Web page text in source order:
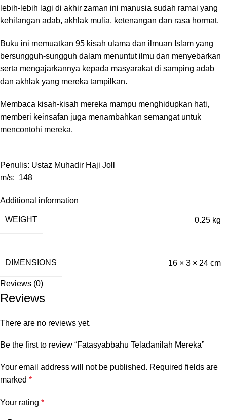
lebih-lebih lagi di akhir zaman ini manusia sudah ramai yang
kehilangan adab, akhlak mulia, ketenangan dan rasa hormat.
Buku ini memuatkan 95 kisah ulama dan ilmuan Islam yang
bersungguh-sungguh dalam menuntut ilmu dan menyebarkan
serta mengajarkannya kepada masyarakat di samping adab
dan akhlak yang mereka tampilkan.
Membaca kisah-kisah mereka mampu menghidupkan hati,
memberi keinsafan juga menambahkan semangat untuk
mencontohi mereka.
Penulis: Ustaz Muhadir Haji Joll
m/s: 148
Additional information
WEIGHT 0.25 kg
DIMENSIONS 16 × 3 × 24 cm
Reviews (0)
Reviews
There are no reviews yet.
Be the first to review “Fatasyabbahu Teladanilah Mereka”
Your email address will not be published. Required fields are
marked *
Your rating *